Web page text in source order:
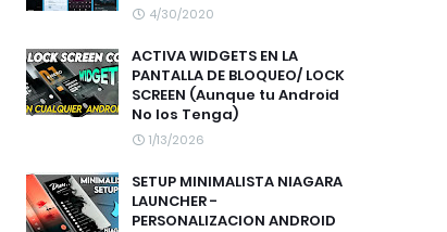
4/30/2020
ACTIVA WIDGETS EN LA
PANTALLA DE BLOQUEO/ LOCK
SCREEN (Aunque tu Android
No los Tenga)
1/13/2026
SETUP MINIMALISTA NIAGARA
LAUNCHER -
PERSONALIZACION ANDROID